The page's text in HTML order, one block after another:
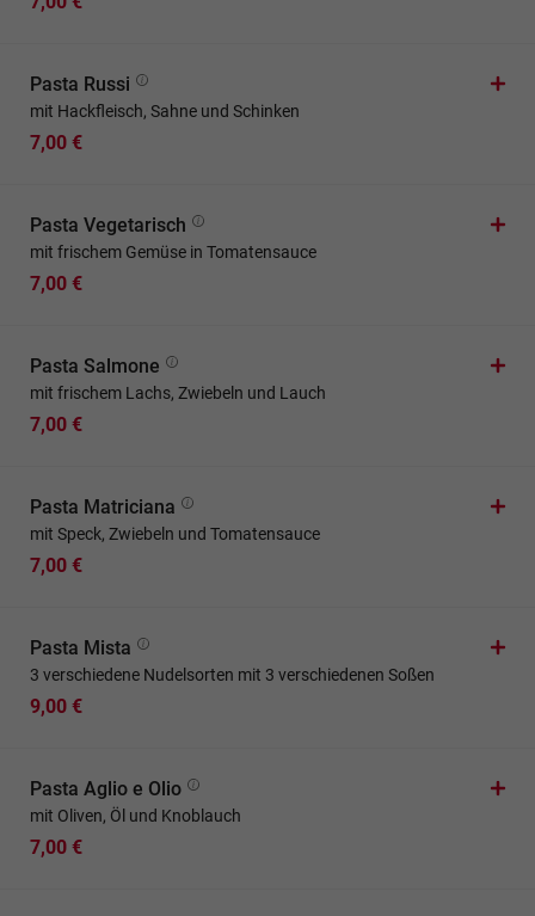
Pasta Russi
mit Hackfleisch, Sahne und Schinken
7,00 €
Pasta Vegetarisch
mit frischem Gemüse in Tomatensauce
7,00 €
Pasta Salmone
mit frischem Lachs, Zwiebeln und Lauch
7,00 €
Pasta Matriciana
mit Speck, Zwiebeln und Tomatensauce
7,00 €
Pasta Mista
3 verschiedene Nudelsorten mit 3 verschiedenen Soßen
9,00 €
Pasta Aglio e Olio
mit Oliven, Öl und Knoblauch
7,00 €